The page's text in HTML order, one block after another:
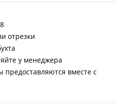
отрезки
у менеджера
вместе с